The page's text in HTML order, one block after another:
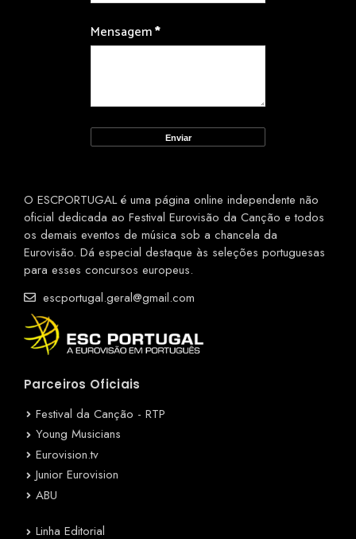
Mensagem*
O ESCPORTUGAL é uma página online independente não
oficial dedicada ao Festival Eurovisão da Canção e todos
os demais eventos de música sob a chancela da
Eurovisão. Dá especial destaque às seleções portuguesas
para esses concursos europeus.
escportugal.geral@gmail.com
Parceiros Oficiais
Festival da Canção - RTP
Young Musicians
Eurovision.tv
Junior Eurovision
ABU
Linha Editorial